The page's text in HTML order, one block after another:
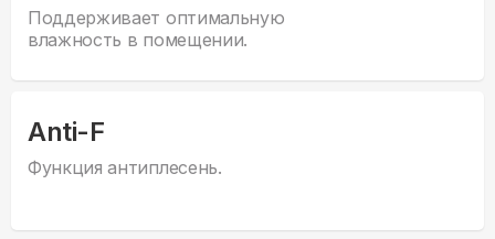
Поддерживает оптимальную
влажность в помещении.
Anti-F
Функция антиплесень.